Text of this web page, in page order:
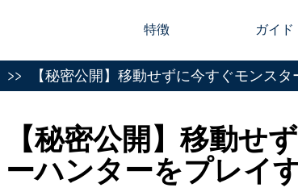
特徴 ガイド
【秘密公開】移動せずに今すぐモンス
【秘密公開】移動せ
ーハンターをプレイ